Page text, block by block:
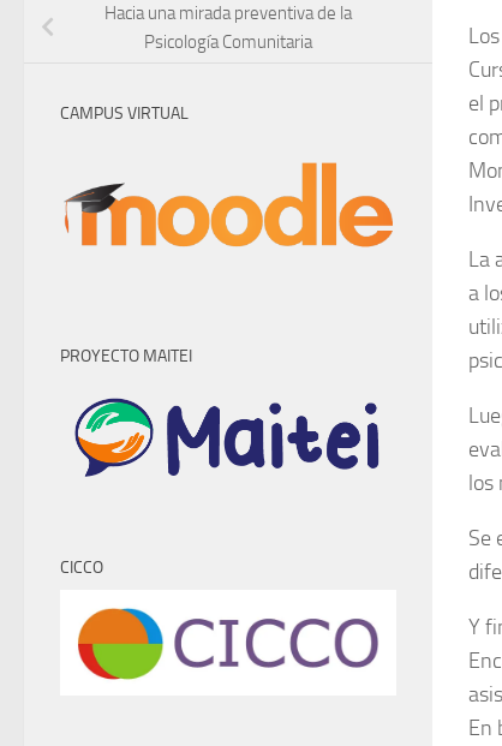
el
La
a
los
Se
Y
En
Hacia una mirada preventiva de la
Psicología Comunitaria
CAMPUS VIRTUAL
PROYECTO MAITEI
CICCO